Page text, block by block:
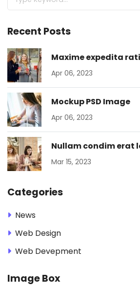
Recent Posts
Maxime expedita
Apr 06, 2023
Mockup PSD Image
Apr 06, 2023
Nullam condim erat
Mar 15, 2023
Categories
News
Web Design
Web Devepment
Image Box